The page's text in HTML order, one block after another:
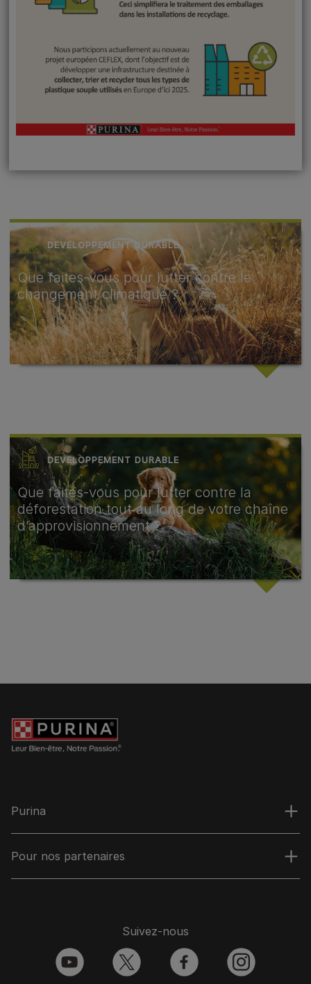
DEVELOPPEMENT DURABLE
Que faites-vous pour lutter contre le
changement climatique ?
DEVELOPPEMENT DURABLE
Que faites-vous pour lutter contre la
déforestation tout au long de votre chaîne
d’approvisionnement ?
Purina
Pour nos partenaires
Suivez-nous
youtube twitter facebook instagram